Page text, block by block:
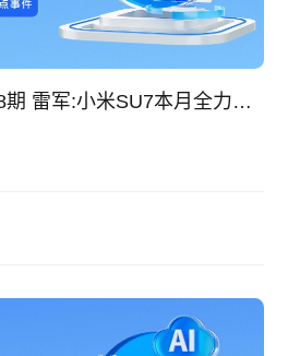
「热点精选」 | 10.18期 雷军:小米SU7本月全力冲刺交付2万辆